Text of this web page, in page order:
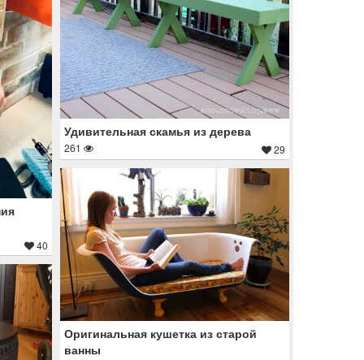
40
Удивительная скамья из дерева
261 29
Оригинальная кушетка из старой
ванны